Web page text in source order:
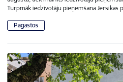
Turpmāk iedzīvotāju pieņemšana Jersikas
Pagastos